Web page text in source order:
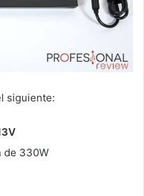
siguiente:
de 330W